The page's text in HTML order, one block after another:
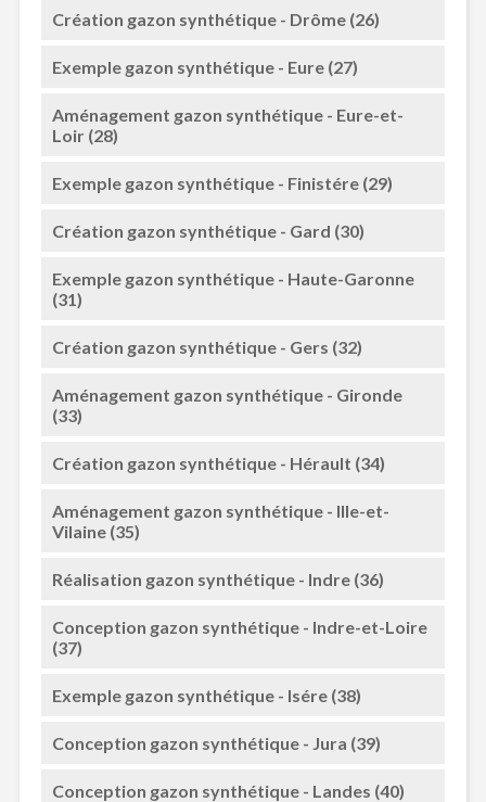
Création gazon synthétique - Drôme (26)
Exemple gazon synthétique - Eure (27)
Aménagement gazon synthétique - Eure-et-
Loir (28)
Exemple gazon synthétique - Finistére (29)
Création gazon synthétique - Gard (30)
Exemple gazon synthétique - Haute-Garonne
(31)
Création gazon synthétique - Gers (32)
Aménagement gazon synthétique - Gironde
(33)
Création gazon synthétique - Hérault (34)
Aménagement gazon synthétique - Ille-et-
Vilaine (35)
Réalisation gazon synthétique - Indre (36)
Conception gazon synthétique - Indre-et-Loire
(37)
Exemple gazon synthétique - Isére (38)
Conception gazon synthétique - Jura (39)
Conception gazon synthétique - Landes (40)